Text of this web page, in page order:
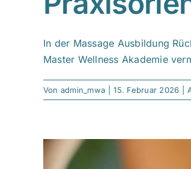
In der Massage Ausbildung
Master Wellness Akademie
Von admin_mwa 15. Februar 2026